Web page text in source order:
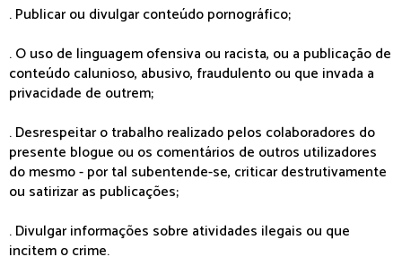
. Publicar ou divulgar conteúdo pornográfico;
. O uso de linguagem ofensiva ou racista, ou a publicação de
conteúdo calunioso, abusivo, fraudulento ou que invada a
privacidade de outrem;
. Desrespeitar o trabalho realizado pelos colaboradores do
presente blogue ou os comentários de outros utilizadores
do mesmo - por tal subentende-se, criticar destrutivamente
ou satirizar as publicações;
. Divulgar informações sobre atividades ilegais ou que
incitem o crime.